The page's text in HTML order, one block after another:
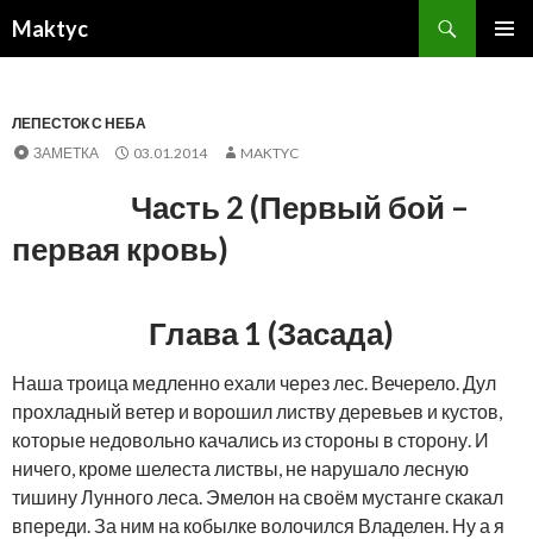
Maktyc
ЛЕПЕСТОК С НЕБА
ЗАМЕТКА
03.01.2014 MAKTYC
Часть 2 (Первый бой –
первая кровь)
Глава 1 (Засада)
Наша троица медленно ехали через лес. Вечерело. Дул
прохладный ветер и ворошил листву деревьев и кустов,
которые недовольно качались из стороны в сторону. И
ничего, кроме шелеста листвы, не нарушало лесную
тишину Лунного леса. Эмелон на своём мустанге скакал
впереди. За ним на кобылке волочился Владелен. Ну а я